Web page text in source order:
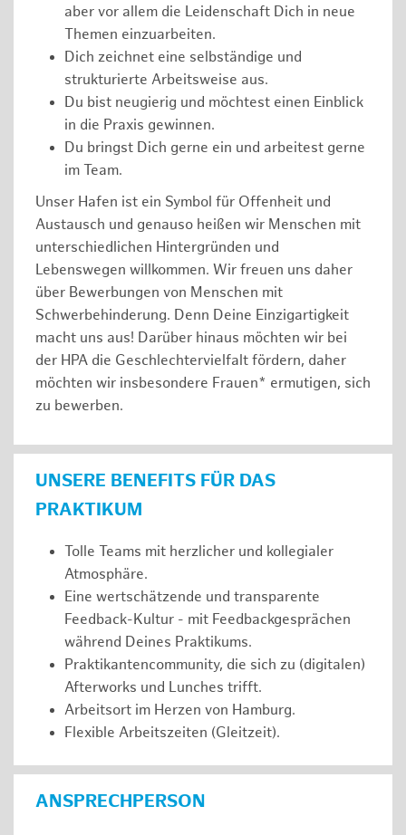
aber vor allem die Leidenschaft Dich in neue
Themen einzuarbeiten.
Dich zeichnet eine selbständige und
strukturierte Arbeitsweise aus.
Du bist neugierig und möchtest einen Einblick
in die Praxis gewinnen.
Du bringst Dich gerne ein und arbeitest gerne
im Team.
Unser Hafen ist ein Symbol für Offenheit und
Austausch und genauso heißen wir Menschen mit
unterschiedlichen Hintergründen und
Lebenswegen willkommen. Wir freuen uns daher
über Bewerbungen von Menschen mit
Schwerbehinderung. Denn Deine Einzigartigkeit
macht uns aus! Darüber hinaus möchten wir bei
der HPA die Geschlechtervielfalt fördern, daher
möchten wir insbesondere Frauen* ermutigen, sich
zu bewerben.
UNSERE BENEFITS FÜR DAS
PRAKTIKUM
Tolle Teams mit herzlicher und kollegialer
Atmosphäre.
Eine wertschätzende und transparente
Feedback-Kultur - mit Feedbackgesprächen
während Deines Praktikums.
Praktikantencommunity, die sich zu (digitalen)
Afterworks und Lunches trifft.
Arbeitsort im Herzen von Hamburg.
Flexible Arbeitszeiten (Gleitzeit).
ANSPRECHPERSON